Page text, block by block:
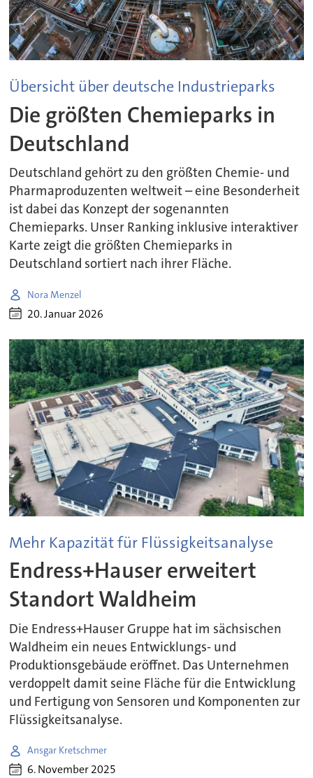
Übersicht über deutsche Industrieparks
Die größten Chemieparks in
Deutschland
Deutschland gehört zu den größten Chemie- und
Pharmaproduzenten weltweit – eine Besonderheit
ist dabei das Konzept der sogenannten
Chemieparks. Unser Ranking inklusive interaktiver
Karte zeigt die größten Chemieparks in
Deutschland sortiert nach ihrer Fläche.
Nora Menzel
20. Januar 2026
Mehr Kapazität für Flüssigkeitsanalyse
Endress+Hauser erweitert
Standort Waldheim
Die Endress+Hauser Gruppe hat im sächsischen
Waldheim ein neues Entwicklungs- und
Produktionsgebäude eröffnet. Das Unternehmen
verdoppelt damit seine Fläche für die Entwicklung
und Fertigung von Sensoren und Komponenten zur
Flüssigkeitsanalyse.
Ansgar Kretschmer
6. November 2025